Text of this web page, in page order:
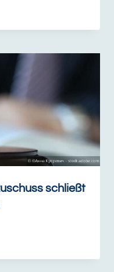
schließt